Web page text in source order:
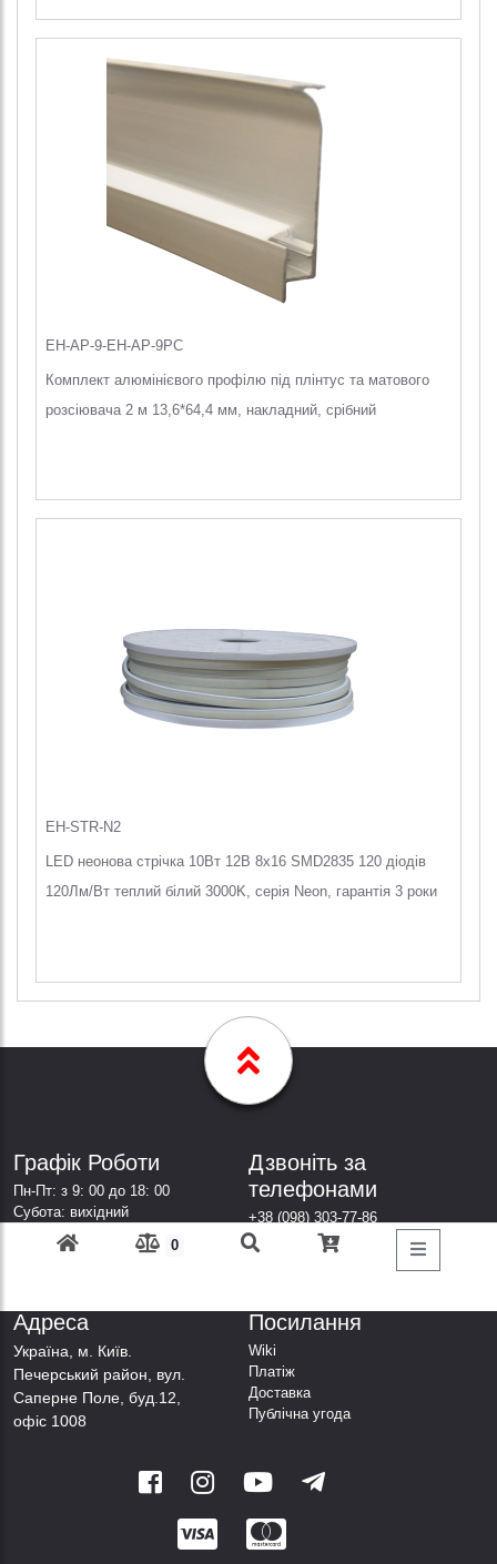
0
EH-AP-9-EH-AP-9PC
Комплект алюмінієвого профілю під плінтус та матового
розсіювача 2 м 13,6*64,4 мм, накладний, срібний
EH-STR-N2
LED неонова стрічка 10Вт 12В 8х16 SMD2835 120 діодів
120Лм/Вт теплий білий 3000K, серія Neon, гарантія 3 роки
Графік Роботи
Пн-Пт: з 9: 00 до 18: 00
Субота: вихідний
Неділя: вихідний
Дзвоніть за
телефонами
+38 (098) 303-77-86
+38 (067) 447-44-88
Адреса
Українa, м. Київ.
Печерський район, вул.
Саперне Поле, буд.12,
офіс 1008
Посилання
Wiki
Платіж
Доставка
Публічна угода